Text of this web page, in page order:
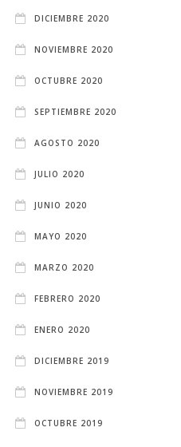
DICIEMBRE 2020
NOVIEMBRE 2020
OCTUBRE 2020
SEPTIEMBRE 2020
AGOSTO 2020
JULIO 2020
JUNIO 2020
MAYO 2020
MARZO 2020
FEBRERO 2020
ENERO 2020
DICIEMBRE 2019
NOVIEMBRE 2019
OCTUBRE 2019